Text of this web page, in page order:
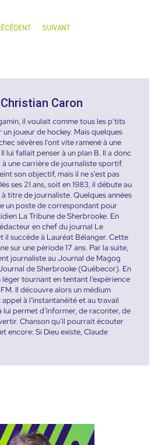
SUIVANT
Caron
il voulait comme tous les p’tits
joueur de hockey. Mais quelques
sévères l'ont vite ramené à une
lui fallait penser à un plan B. Il a donc
une carrière de journaliste sportif.
son objectif, mais il ne s'est pas
ses 21 ans, soit en 1983, il débute au
titre de journaliste. Quelques années
un poste de correspondant pour
La Tribune de Sherbrooke. En
en chef du journal Le
il succède à Lauréat Bélanger. Cette
sur une période 17 ans. Par la suite,
journaliste au Journal de Magog
de Sherbrooke (Québecor). En
léger tournant en tentant l’expérience
Il découvre alors un médium
à l’instantanéité et au travail
lui permet d’informer, de raconter, de
Chanson qu’il pourrait écouter
encore: Si Dieu existe, Claude